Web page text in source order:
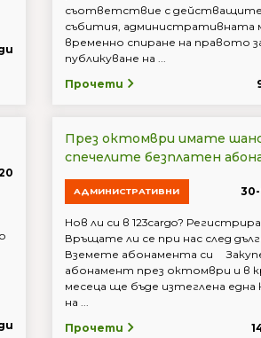
съответствие с действащите
събития, административната
временно спиране на правото
публикуване на ...
Прочети
През октомври имате
спечелите безплатен
АДМИНИСТРАТИВНИ
Нов ли си в 123cargo?
Връщате ли се при нас след
Вземете абонамента си
абонамент през октомври и в
месеца ще бъде изтеглена една
на ...
Прочети